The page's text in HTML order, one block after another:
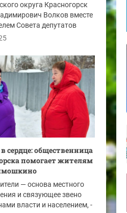
округа Красногорск
Волков вместе
Совета депутатов
сердце: общественница
помогает жителям
— основа местного
и связующее звено
власти и населением, -